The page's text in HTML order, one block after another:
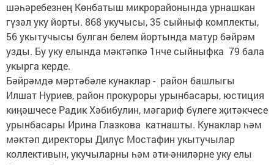
шәһәребезнең Көнбатыш микрорайонында урнашкан
гүзәл уку йорты. 868 укучысы, 35 сыйныф комплекты,
56 укытучысы булган белем йортында матур бәйрәм
узды. Бу уку елында мәктәпкә 1нче сыйныфка 79 бала
укырга керде.
Бәйрәмдә мәртәбәле кунаклар - район башлыгы
Илшат Нуриев, район прокуроры урынбасары, юстиция
киңәшчесе Радик Хәбибулин, мәгариф бүлеге җитәкчесе
урынбасары Ирина Глазкова катнашты. Кунаклар һәм
мәктәп директоры Дилүс Мостафин укытучылар
коллективын, укучыларны һәм әти-әниләрне уку елы